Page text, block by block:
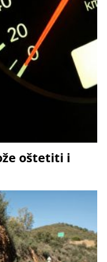
oštetiti i